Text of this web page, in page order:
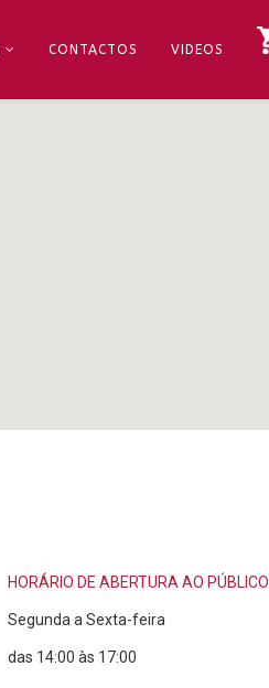
CONTACTOS VIDEOS
HORÁRIO DE ABERTURA AO PÚBLICO
Segunda a Sexta-feira
das 14:00 às 17:00